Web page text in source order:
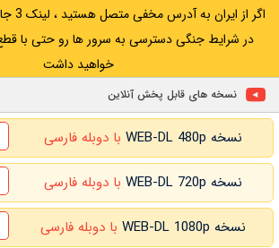
در شرایط جنگی دسترسی به سرور ها رو حتی با قطع
خواهید داشت
نسخه های قابل پخش آنلاین
نسخه WEB-DL 480p با دوبله فارسی
نسخه WEB-DL 720p با دوبله فارسی
نسخه WEB-DL 1080p با دوبله فارسی